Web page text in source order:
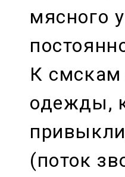
мясного
К смскам
одежды,
(поток